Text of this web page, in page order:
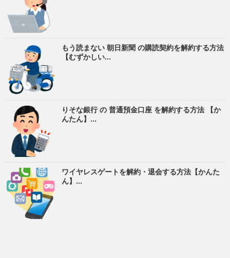
もう読まない 朝日新聞 の購読契約を解約する方法
【むずかしい...
りそな銀行 の 普通預金口座 を解約する方法 【か
んたん】...
ワイヤレスゲートを解約・退会する方法【かんた
ん】...